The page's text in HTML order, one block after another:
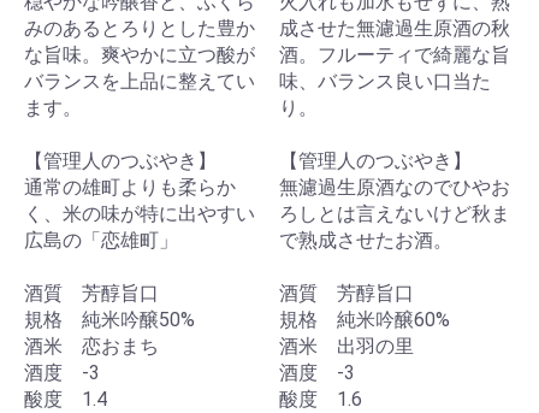
みのあるとろりとした豊か
な旨味。爽やかに立つ酸が
バランスを上品に整えてい
ます。
【管理人のつぶやき】
通常の雄町よりも柔らか
く、米の味が特に出やすい
広島の「恋雄町」
酒質 芳醇旨口
規格 純米吟醸50%
酒米 恋おまち
酒度 -3
酸度 1.4
成させた無濾過生原酒の秋
酒。フルーティで綺麗な旨
味、バランス良い口当た
り。
【管理人のつぶやき】
無濾過生原酒なのでひやお
ろしとは言えないけど秋ま
で熟成させたお酒。
酒質 芳醇旨口
規格 純米吟醸60%
酒米 出羽の里
酒度 -3
酸度 1.6